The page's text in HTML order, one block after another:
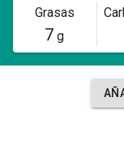
Grasas
7 g